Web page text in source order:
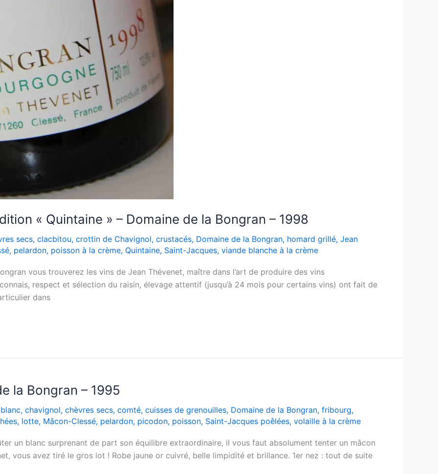
« Quintaine » – Domaine de la Bongran – 1998
secs, clacbitou, crottin de Chavignol, crustacés, Domaine de la Bongran, homard grillé, Jean
, pelardon, poisson à la crème, Quintaine, Saint-Jacques, viande blanche à la crème
vous trouverez les vins de Jean Thévenet, maître dans l’art de produire des vins
respect et sélection du raisin, élevage attentif (jusqu’à 24 mois pour certains vins) ont fait de
dans
la Bongran – 1995
blanc, chavignol, chèvres secs, comté, cuisses de grenouilles, Domaine de la Bongran, fribourg,
, lotte, Mâcon-Clessé, pelardon, picodon, poisson, Saint-Jacques poêlées, volaille à la crème
un blanc surprenant de part son équilibre extraordinaire, il vous faut absolument tenter un mâcon
vous avez tiré le gros lot ! Robe jaune or cuivré, belle limpidité et brillance. 1er nez : tout de suite